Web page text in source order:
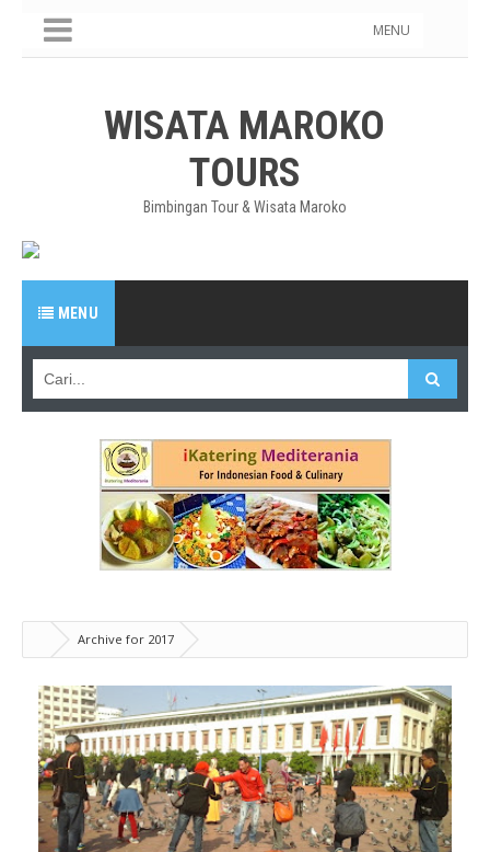
MENU
WISATA MAROKO
TOURS
Bimbingan Tour & Wisata Maroko
MENU
Archive for 2017